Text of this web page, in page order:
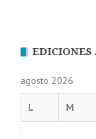
EDICIONES
agosto 2026
L M